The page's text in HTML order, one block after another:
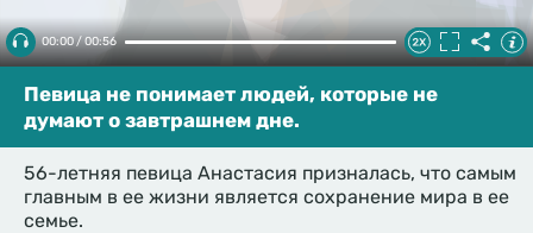
00:00 / 00:56
Певица не понимает людей, которые не
думают о завтрашнем дне.
56-летняя певица Анастасия призналась, что самым
главным в ее жизни является сохранение мира в ее
семье.